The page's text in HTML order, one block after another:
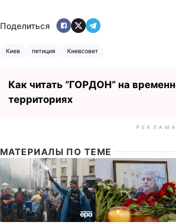
Поделиться
Киев петиция Киевсовет
Как читать ”ГОРДОН” на
территориях
РЕКЛАМА
МАТЕРИАЛЫ ПО ТЕМЕ